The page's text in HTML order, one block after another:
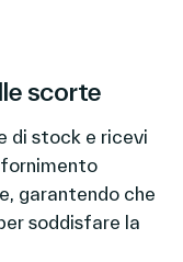
scorte
di stock e ricevi
garantendo che
soddisfare la